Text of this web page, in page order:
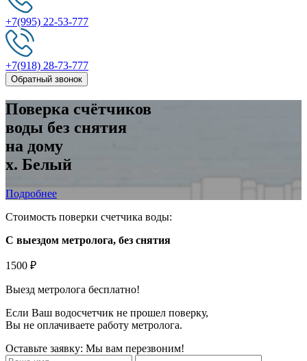
+7(995) 22-53-777
+7(918) 28-73-777
Обратный звонок
Поверка счётчиков
воды без снятия
на дому
х. Белый
Подробнее
Стоимость поверки счетчика воды:
С выездом метролога, без снятия
1500 ₽
Выезд метролога бесплатно!
Если Ваш водосчетчик не прошел поверку,
Вы не оплачиваете работу метролога.
Оставьте заявку: Мы вам перезвоним!